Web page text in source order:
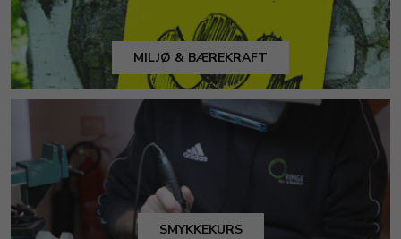
MILJØ & BÆREKRAFT
SMYKKEKURS